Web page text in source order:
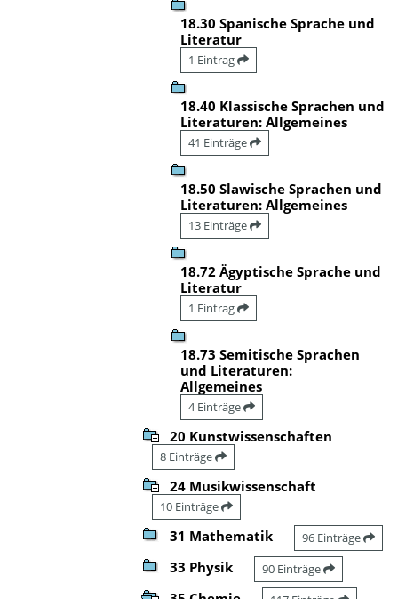
18.30 Spanische Sprache und
Literatur
1 Eintrag
18.40 Klassische Sprachen und
Literaturen: Allgemeines
41 Einträge
18.50 Slawische Sprachen und
Literaturen: Allgemeines
13 Einträge
18.72 Ägyptische Sprache und
Literatur
1 Eintrag
18.73 Semitische Sprachen
und Literaturen:
Allgemeines
4 Einträge
20 Kunstwissenschaften
8 Einträge
24 Musikwissenschaft
10 Einträge
31 Mathematik 96 Einträge
33 Physik 90 Einträge